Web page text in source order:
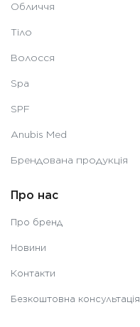
Обличчя
Тіло
Волосся
Spa
SPF
Anubis Med
Брендована продукція
Про нас
Про бренд
Новини
Контакти
Безкоштовна консультація